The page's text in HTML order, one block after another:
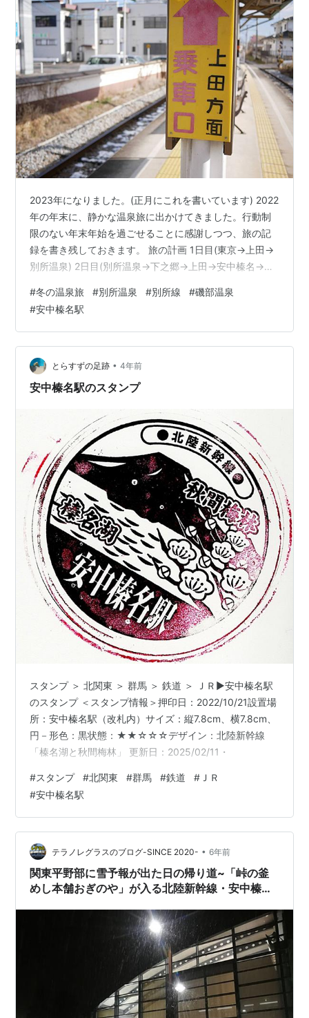
2023年になりました。(正月にこれを書いています) 2022
年の年末に、静かな温泉旅に出かけてきました。行動制
限のない年末年始を過ごせることに感謝しつつ、旅の記
録を書き残しておきます。 旅の計画 1日目(東京→上田→
別所温泉) 2日目(別所温泉→下之郷→上田→安中榛名→磯
の旅のまとめ 今回行った場所 観光スポット (上田)生島足
島神社(いくしまたるしまじんじゃ) (磯部)磯部詩碑公園
お土産・飲食店など (上田)天神ブルワリー (上田)東都庵
(上田)酒蔵 信濃 (上田)やきとり番長 上田駅ナカ店 (高崎)
群馬の台所 (磯部)名月堂…
#冬の温泉旅 #別所温泉 #別所線 #磯部温泉
#安中榛名駅
とらすずの足跡 • 4年前
安中榛名駅のスタンプ
スタンプ ＞ 北関東 ＞ 群馬 ＞ 鉄道 ＞ ＪＲ▶安中榛名駅
のスタンプ ＜スタンプ情報＞押印日：2022/10/21設置場
所：安中榛名駅（改札内）サイズ：縦7.8cm、横7.8cm、
円－形色：黒状態：★★☆☆☆デザイン：北陸新幹線
「榛名湖と秋間梅林」 更新日：2025/02/11・
#スタンプ #北関東 #群馬 #鉄道 # ＪＲ
#安中榛名駅
テラノレグラスのブログ-SINCE 2020- • 6年前
関東平野部に雪予報が出た日の帰り道~「峠の釜
めし本舗おぎのや」が入る北陸新幹線・安中榛名